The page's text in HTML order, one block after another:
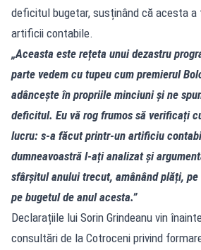
deficitul bugetar, susținând că acesta
artificii contabile.
„Aceasta este rețeta unui dezastru
parte vedem cu tupeu cum premierul
adâncește în propriile minciuni și ne
deficitul. Eu vă rog frumos să verificați
lucru: s-a făcut printr-un artificiu
dumneavoastră l-ați analizat și
sfârșitul anului trecut, amânând plăți, pe
pe bugetul de anul acesta.”
Declarațiile lui Sorin Grindeanu vin
consultări de la Cotroceni privind